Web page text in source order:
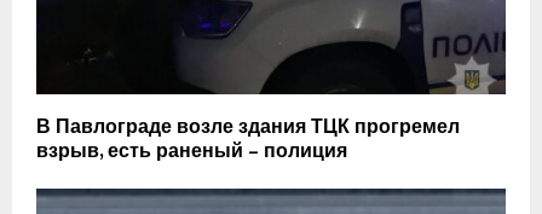
В Павлограде возле здания ТЦК прогремел
взрыв, есть раненый – полиция